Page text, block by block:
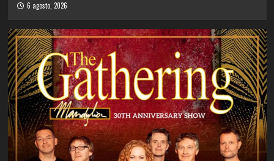
6 agosto, 2026